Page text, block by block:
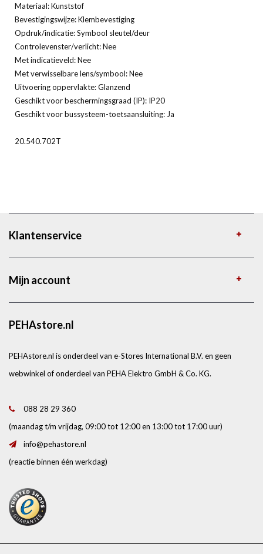
Materiaal: Kunststof
Bevestigingswijze: Klembevestiging
Opdruk/indicatie: Symbool sleutel/deur
Controlevenster/verlicht: Nee
Met indicatieveld: Nee
Met verwisselbare lens/symbool: Nee
Uitvoering oppervlakte: Glanzend
Geschikt voor beschermingsgraad (IP): IP20
Geschikt voor bussysteem-toetsaansluiting: Ja
20.540.702T
Klantenservice
Mijn account
PEHAstore.nl
PEHAstore.nl is onderdeel van e-Stores International B.V. en geen
webwinkel of onderdeel van PEHA Elektro GmbH & Co. KG.
088 28 29 360
(maandag t/m vrijdag, 09:00 tot 12:00 en 13:00 tot 17:00 uur)
info@pehastore.nl
(reactie binnen één werkdag)